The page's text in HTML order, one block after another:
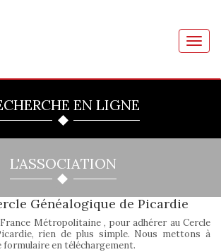
EN LIGNE
L'ASSOCIATION
Généalogique de Picardie
Métropolitaine , pour adhérer au Cercle
rien de plus simple. Nous mettons à
en téléchargement.